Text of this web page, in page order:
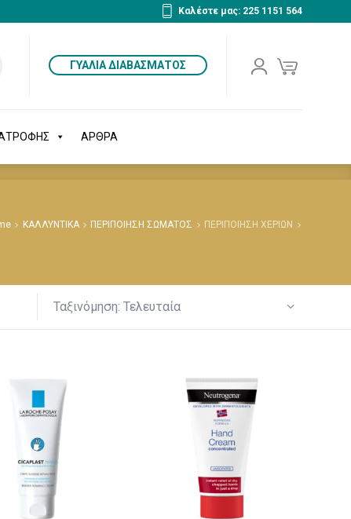
Καλέστε μας: 225 1151 564
ΓΥΑΛΙΑ ΔΙΑΒΑΣΜΑΤΟΣ
ΑΡΘΡΑ
ΑΡΘΡΑ
ΚΑΛΛΥΝΤΙΚΑ ΠΕΡΙΠΟΙΗΣΗ ΣΩΜΑΤΟΣ ΠΕΡΙΠΟΙΗΣΗ ΧΕΡΙΩΝ
Ταξινόμηση: Τελευταία